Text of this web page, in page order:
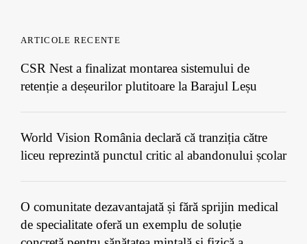
ARTICOLE RECENTE
CSR Nest a finalizat montarea sistemului de
retenție a deșeurilor plutitoare la Barajul Leșu
World Vision România declară că tranziția către
liceu reprezintă punctul critic al abandonului școlar
O comunitate dezavantajată și fără sprijin medical
de specialitate oferă un exemplu de soluție